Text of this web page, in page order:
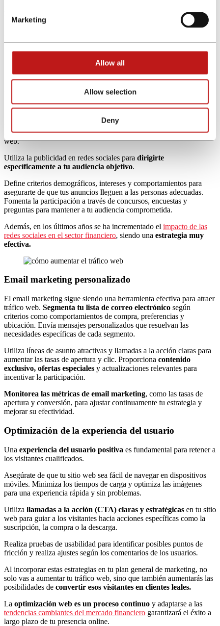
Marketing
Allow all
Allow selection
Deny
necesidades cambiantes de tu audiencia.
comentarios y encuestas para construir una comunidad en torno a tu
marca.
canal poderoso para aumentar las
construye una presencia activa en ellas. Comparte contenido
regularmente, publicaciones, imágenes, vídeos y enlaces a tu sitio
web.
Utiliza la publicidad en redes sociales para dirigirte
específicamente a tu audiencia objetivo.
Define criterios demográficos, intereses y comportamientos para
asegurarte de que tus anuncios lleguen a las personas adecuadas.
Fomenta la participación a través de concursos, encuestas y
preguntas para mantener a tu audiencia comprometida.
Además, en los últimos años se ha incrementado el impacto de las
redes sociales en el sector financiero, siendo una estrategia muy
efectiva.
Email marketing personalizado
El email marketing sigue siendo una herramienta efectiva para atraer
tráfico web. Segmenta tu lista de correo electrónico según
criterios como comportamientos de compra, preferencias y
ubicación. Envía mensajes personalizados que resuelvan las
necesidades específicas de cada segmento.
Utiliza líneas de asunto atractivas y llamadas a la acción claras para
aumentar las tasas de apertura y clic. Proporciona contenido
exclusivo, ofertas especiales y actualizaciones relevantes para
incentivar la participación.
Monitorea las métricas de email marketing, como las tasas de
apertura y conversión, para ajustar continuamente tu estrategia y
mejorar su efectividad.
Optimización de la experiencia del usuario
Una experiencia del usuario positiva es fundamental para retener a
los visitantes cualificados.
Asegúrate de que tu sitio web sea fácil de navegar en dispositivos
móviles. Minimiza los tiempos de carga y optimiza las imágenes
para una experiencia rápida y sin problemas.
Utiliza llamadas a la acción (CTA) claras y estratégicas en tu sitio
web para guiar a los visitantes hacia acciones específicas como la
suscripción, la compra o la descarga.
Realiza pruebas de usabilidad para identificar posibles puntos de
fricción y realiza ajustes según los comentarios de los usuarios.
Al incorporar estas estrategias en tu plan general de marketing, no
solo vas a aumentar tu tráfico web, sino que también aumentarás las
posibilidades de convertir esos visitantes en clientes leales.
La optimización web es un proceso continuo y adaptarse a las
tendencias cambiantes del mercado financiero garantizará el éxito a
largo plazo de tu presencia online.